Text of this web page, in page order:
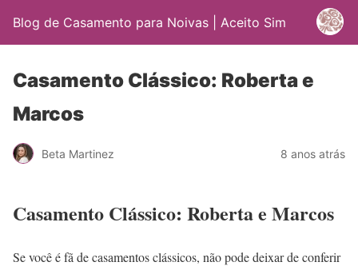
Blog de Casamento para Noivas | Aceito Sim
Casamento Clássico: Roberta e
Marcos
Beta Martinez 8 anos atrás
Casamento Clássico: Roberta e Marcos
Se você é fã de casamentos clássicos, não pode deixar de conferir